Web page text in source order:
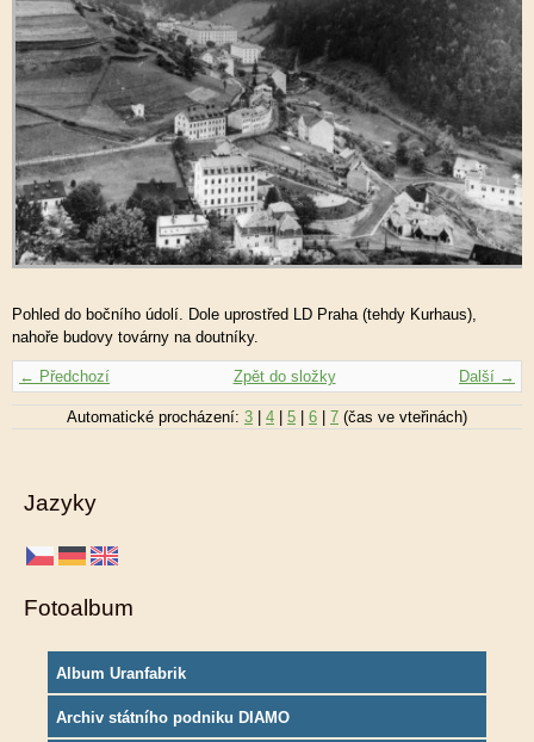
Pohled do bočního údolí. Dole uprostřed LD Praha (tehdy Kurhaus),
nahoře budovy továrny na doutníky.
← Předchozí Další →
Zpět do složky
Automatické procházení: 3 4 5 6 7 (čas ve vteřinách)
Jazyky
Fotoalbum
Album Uranfabrik
Archiv státního podniku DIAMO